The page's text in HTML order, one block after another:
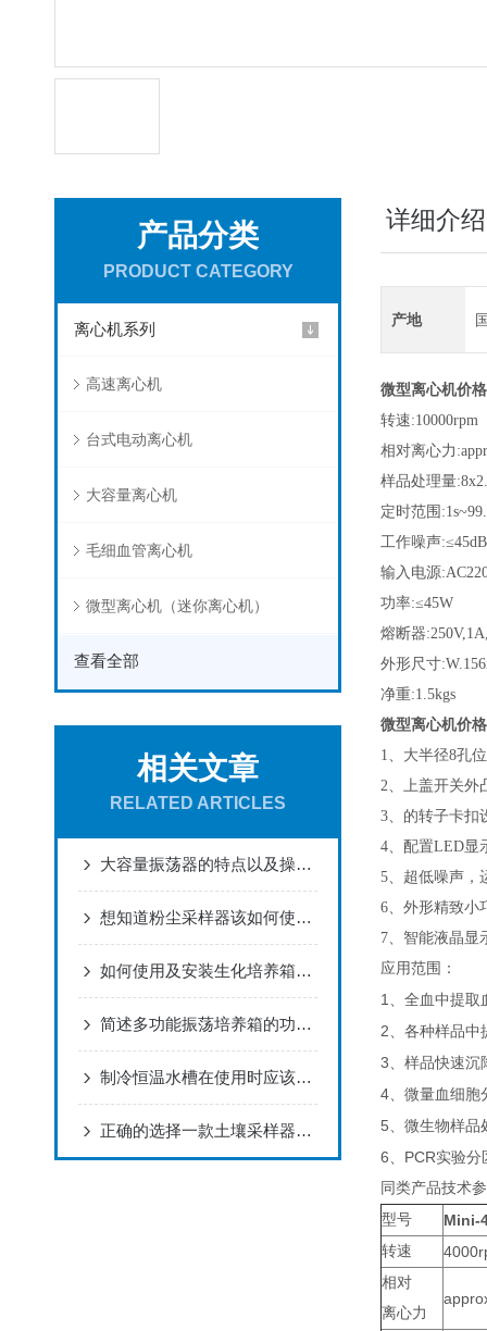
产品分类
PRODUCT CATEGORY
离心机系列
高速离心机
台式电动离心机
大容量离心机
毛细血管离心机
微型离心机（迷你离心机）
查看全部
相关文章
RELATED ARTICLES
大容量振荡器的特点以及操作规程详解
想知道粉尘采样器该如何使用么？看完就会
如何使用及安装​生化培养箱？本篇告诉你
简述多功能振荡培养箱的功能以及分类
制冷恒温水槽在使用时应该注意那些事项呢
正确的选择一款土壤采样器也是很重要的
详细介绍
产地
微型离心机价格
转速:10000rpm
相对离心力
样品处理量
定时范围
工作噪声:≤45dB
输入电源
功率:≤45W
熔断器
外形尺寸
净重:1.5kgs
微型离心机价格
1、大半径8孔
2、上盖开关外
3、的转子卡扣
4、配置LED显
5、超低噪声，
6、外形精致小
7、智能液晶显
应用范围：
1 、全血中提取
2、各种样品中
3、样品快速沉
4、微量血细胞
5、微生物样品
6、 PCR实验分
同类产品技术
型号
Mini-
转速
相对
离心力